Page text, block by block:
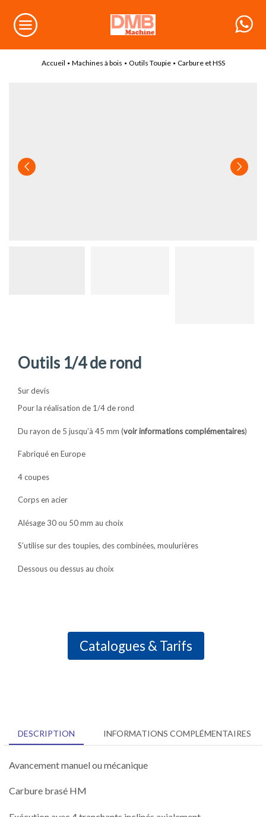
Accueil • Machines à bois • Outils Toupie • Carbure et HSS
Outils 1/4 de rond
Sur devis
Pour la réalisation de 1/4 de rond
Du rayon de 5 jusqu’à 45 mm (voir informations complémentaires)
Fabriqué en Europe
4 coupes
Corps en acier
Alésage 30 ou 50 mm au choix
S’utilise sur des toupies, des combinées, moulurières
Dessous ou dessus au choix
Catalogues & Tarifs
DESCRIPTION INFORMATIONS COMPLÉMENTAIRES
Avancement manuel ou mécanique
Carbure brasé HM